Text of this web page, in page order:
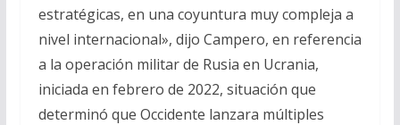
estratégicas, en una coyuntura muy compleja a
nivel internacional», dijo Campero, en referencia
a la operación militar de Rusia en Ucrania,
iniciada en febrero de 2022, situación que
determinó que Occidente lanzara múltiples